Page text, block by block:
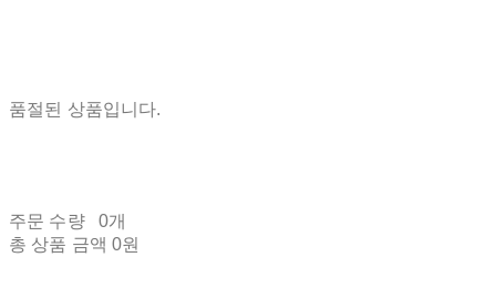
품절된 상품입니다.
주문 수량
0개
총 상품 금액 0원